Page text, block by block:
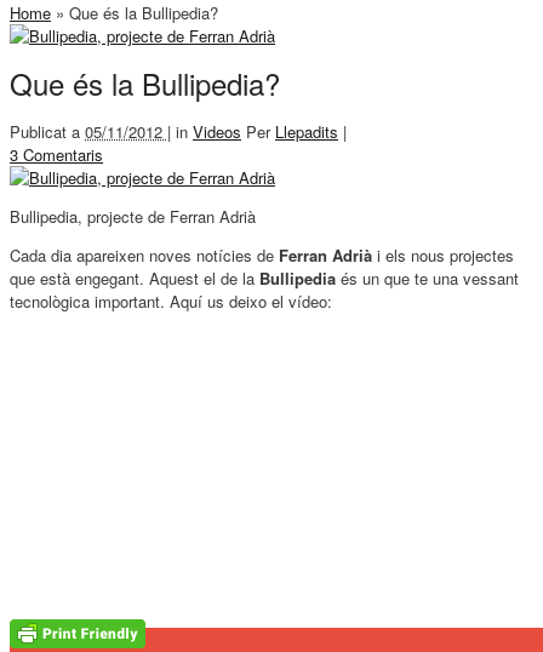
Home » Que és la Bullipedia?
Que és la Bullipedia?
Publicat a 05/11/2012 | in Videos Per Llepadits |
3 Comentaris
Bullipedia, projecte de Ferran Adrià
Cada dia apareixen noves notícies de Ferran Adrià i els nous projectes
que està engegant. Aquest el de la Bullipedia és un que te una vessant
tecnològica important. Aquí us deixo el vídeo: